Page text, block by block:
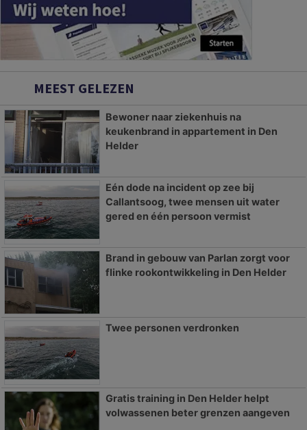
MEEST GELEZEN
Bewoner naar ziekenhuis na
keukenbrand in appartement in Den
Helder
Eén dode na incident op zee bij
Callantsoog, twee mensen uit water
gered en één persoon vermist
Brand in gebouw van Parlan zorgt voor
flinke rookontwikkeling in Den Helder
Twee personen verdronken
Gratis training in Den Helder helpt
volwassenen beter grenzen aangeven